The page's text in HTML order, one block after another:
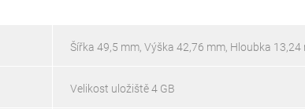
Šířka 49,5 mm, Výška 42,76 mm, Hloubka 13,24
Velikost uložiště 4 GB